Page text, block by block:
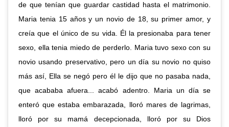
de que tenían que guardar castidad hasta el matrimonio.
Maria tenia 15 años y un novio de 18, su primer amor, y
creía que el único de su vida. Él la presionaba para tener
sexo, ella tenia miedo de perderlo. Maria tuvo sexo con su
novio usando preservativo, pero un día su novio no quiso
más así, Ella se negó pero él le dijo que no pasaba nada,
que acababa afuera... acabó adentro. Maria un día se
enteró que estaba embarazada, lloró mares de lagrimas,
lloró por su mamá decepcionada, lloró por su Dios